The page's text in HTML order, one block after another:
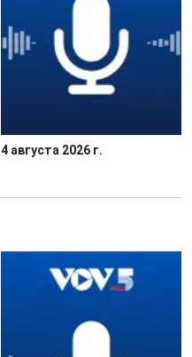
4 августа 2026 г.